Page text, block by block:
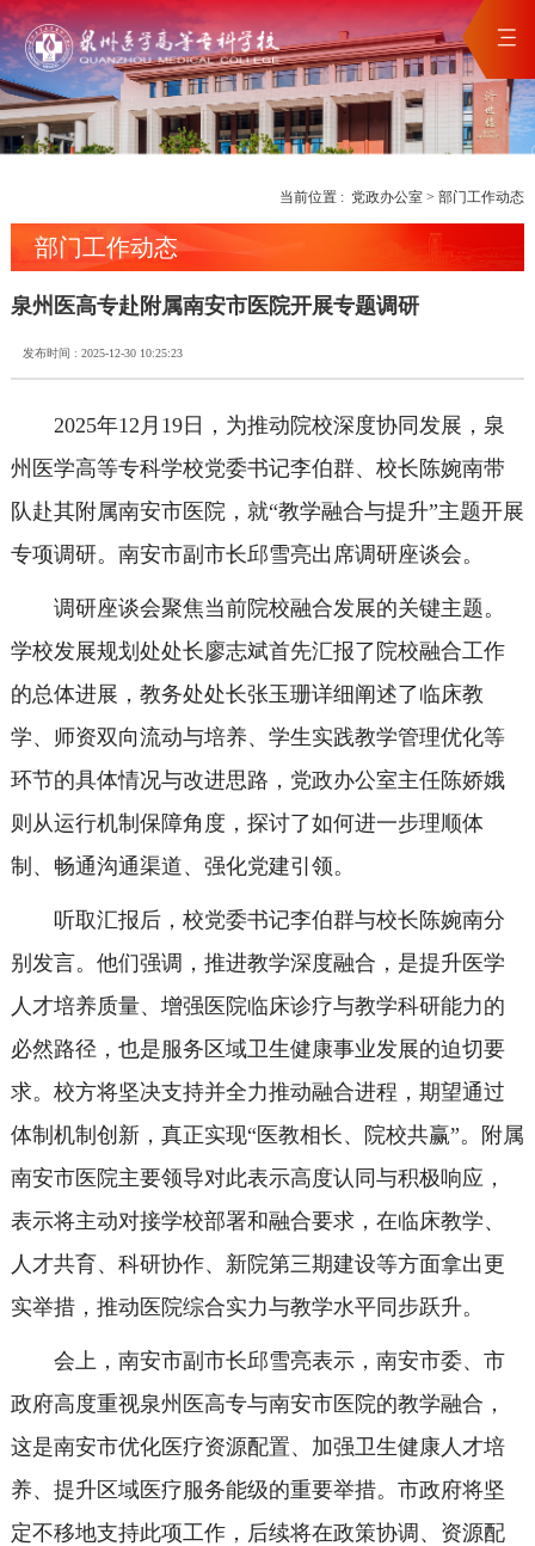
当前位置 : 党政办公室 >部门工作动态
部门工作动态
泉州医高专赴附属南安市医院开展专题调研
发布时间 : 2025-12-30 10:25:23
2025年12月19日，为推动院校深度协同发展，泉
州医学高等专科学校党委书记李伯群、校长陈婉南带
队赴其附属南安市医院，就“教学融合与提升”主题开展
专项调研。南安市副市长邱雪亮出席调研座谈会。
调研座谈会聚焦当前院校融合发展的关键主题。
学校发展规划处处长廖志斌首先汇报了院校融合工作
的总体进展，教务处处长张玉珊详细阐述了临床教
学、师资双向流动与培养、学生实践教学管理优化等
环节的具体情况与改进思路，党政办公室主任陈娇娥
则从运行机制保障角度，探讨了如何进一步理顺体
制、畅通沟通渠道、强化党建引领。
听取汇报后，校党委书记李伯群与校长陈婉南分
别发言。他们强调，推进教学深度融合，是提升医学
人才培养质量、增强医院临床诊疗与教学科研能力的
必然路径，也是服务区域卫生健康事业发展的迫切要
求。校方将坚决支持并全力推动融合进程，期望通过
体制机制创新，真正实现“医教相长、院校共赢”。附属
南安市医院主要领导对此表示高度认同与积极响应，
表示将主动对接学校部署和融合要求，在临床教学、
人才共育、科研协作、新院第三期建设等方面拿出更
实举措，推动医院综合实力与教学水平同步跃升。
会上，南安市副市长邱雪亮表示，南安市委、市
政府高度重视泉州医高专与南安市医院的教学融合，
这是南安市优化医疗资源配置、加强卫生健康人才培
养、提升区域医疗服务能级的重要举措。市政府将坚
定不移地支持此项工作，后续将在政策协调、资源配